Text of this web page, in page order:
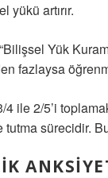
yükü artırır.
Yük
fazlaysa
4 ile 2/5’i
sürecidir.